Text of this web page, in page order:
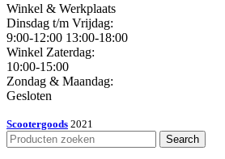
Winkel & Werkplaats
Dinsdag t/m Vrijdag:
9:00-12:00 13:00-18:00
Winkel Zaterdag:
10:00-15:00
Zondag & Maandag:
Gesloten
Scootergoods 2021
Search